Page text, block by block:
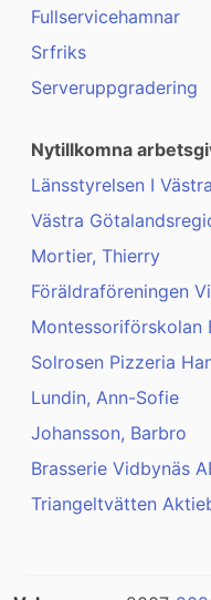
Fullservicehamnar
Srfriks
Serveruppgradering
Nytillkomna
Länsstyrelsen I
Västra
Mortier, Thierry
Föräldraföreningen
Montessoriförskolan
Solrosen Pizzeria
Lundin, Ann-Sofie
Johansson, Barbro
Brasserie Vidbynäs
Triangeltvätten